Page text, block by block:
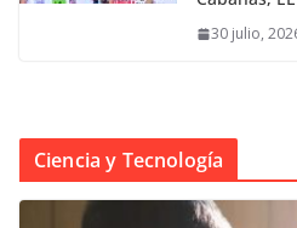
30 julio,
Ciencia y Tecnología